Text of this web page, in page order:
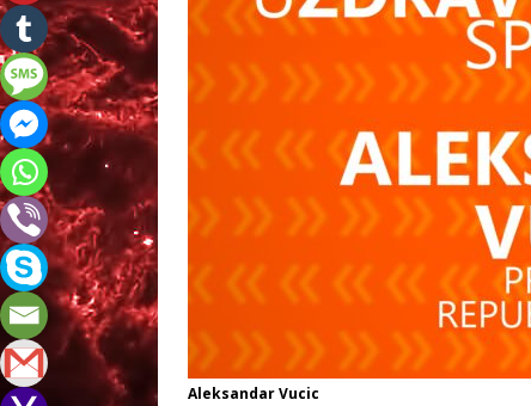
Aleksandar Vucic